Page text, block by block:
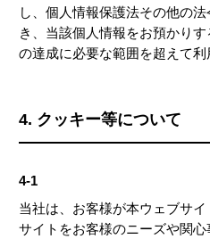
し、個人情報保護法その他の
き、当該個人情報をお預かり
の達成に必要な範囲を超えて利
4. クッキー等について
4-1
当社は、お客様が本ウェブサ
サイトをお客様のニーズや関